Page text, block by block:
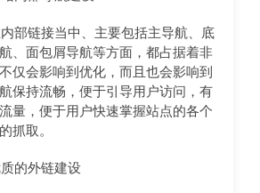
部链接当中、主要包括主导航、底
、面包屑导航等方面，都占据着非
仅会影响到优化，而且也会影响到
保持流畅，便于引导用户访问，有
量，便于用户快速掌握站点的各个
抓取。
的外链建设